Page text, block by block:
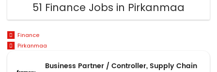
51 Finance Jobs in Pirkanmaa
Finance
Pirkanmaa
Business Partner / Controller, Supply Chain